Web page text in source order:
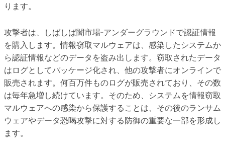
ります。
攻撃者は、しばしば闇市場‐アンダーグラウンドで認証情報
を購入します。情報窃取マルウェアは、感染したシステムか
ら認証情報などのデータを盗み出します。窃取されたデータ
はログとしてパッケージ化され、他の攻撃者にオンラインで
販売されます。何百万件ものログが販売されており、その数
は毎年急増し続けています。そのため、システムを情報窃取
マルウェアへの感染から保護することは、その後のランサム
ウェアやデータ恐喝攻撃に対する防御の重要な一部を形成し
ます。